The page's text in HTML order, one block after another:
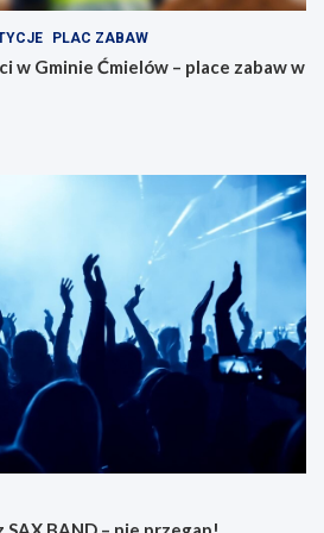
PLAC ZABAW
w Gminie Ćmielów – place zabaw w